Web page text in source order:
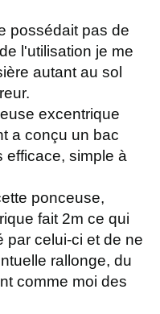
possédait pas de
l'utilisation je me
autant au sol
excentrique
a conçu un bac
efficace, simple à
ponceuse,
fait 2m ce qui
par celui-ci et de ne
rallonge, du
comme moi des